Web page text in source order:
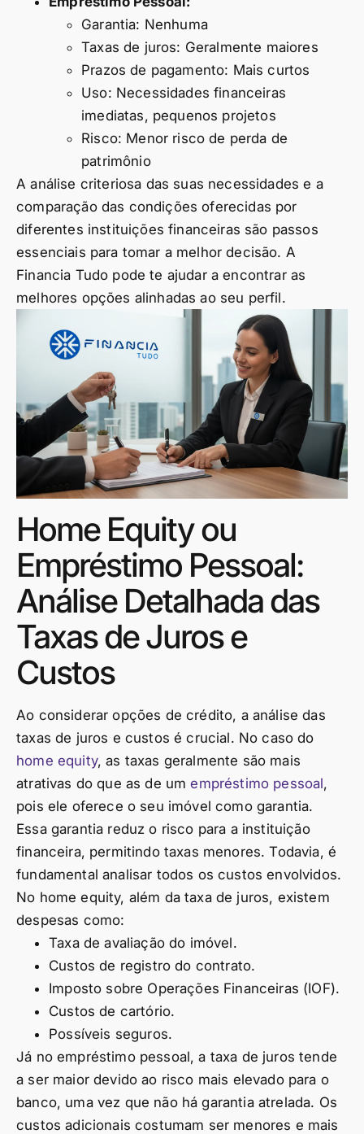
Garantia: Nenhuma
Taxas de juros: Geralmente maiores
Prazos de pagamento: Mais curtos
Uso: Necessidades financeiras
imediatas, pequenos projetos
Risco: Menor risco de perda de
patrimônio
A análise criteriosa das suas necessidades e a
comparação das condições oferecidas por
diferentes instituições financeiras são passos
essenciais para tomar a melhor decisão. A
Financia Tudo pode te ajudar a encontrar as
melhores opções alinhadas ao seu perfil.
Home Equity ou
Empréstimo Pessoal:
Análise Detalhada das
Taxas de Juros e
Custos
Ao considerar opções de crédito, a análise das
taxas de juros e custos é crucial. No caso do
home equity, as taxas geralmente são mais
atrativas do que as de umempréstimo pessoal,
pois ele oferece o seu imóvel como garantia.
Essa garantia reduz o risco para a instituição
financeira, permitindo taxas menores. Todavia, é
fundamental analisar todos os custos envolvidos.
No home equity, além da taxa de juros, existem
despesas como:
Taxa de avaliação do imóvel.
Custos de registro do contrato.
Imposto sobre Operações Financeiras (IOF).
Custos de cartório.
Possíveis seguros.
Já no empréstimo pessoal, a taxa de juros tende
a ser maior devido ao risco mais elevado para o
banco, uma vez que não há garantia atrelada. Os
custos adicionais costumam ser menores e mais